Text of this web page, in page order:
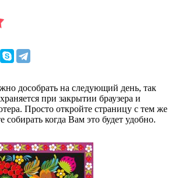
дособрать на следующий день, так
при закрытии браузера и
Просто откройте страницу с тем же
когда Вам это будет удобно.